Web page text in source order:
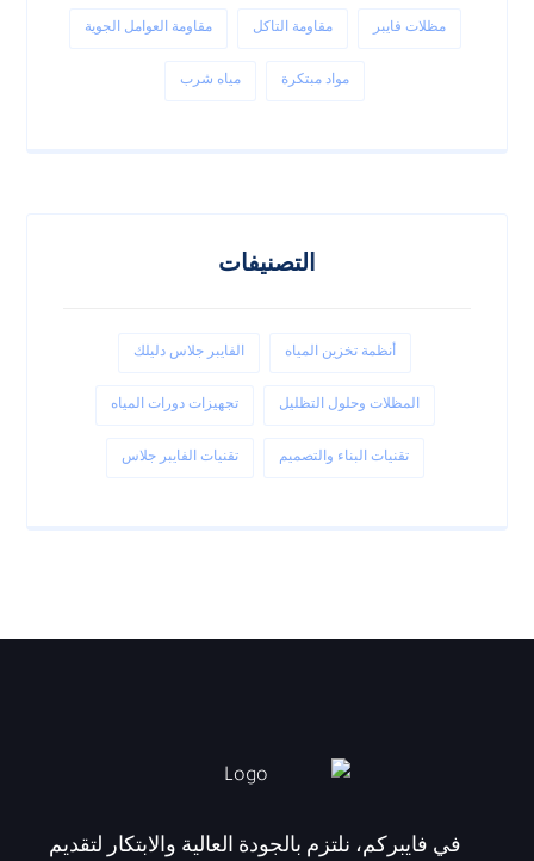
مظلات فايبر مقاومة التاكل مقاومة العوامل الجوية
مواد مبتكرة مياه شرب
التصنيفات
أنظمة تخزين المياه الفايبر جلاس دليلك
المظلات وحلول التظليل تجهيزات دورات المياه
تقنيات البناء والتصميم تقنيات الفايبر جلاس
في فايبركم، نلتزم بالجودة العالية والابتكار لتقديم